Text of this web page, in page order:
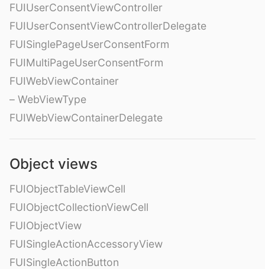
FUIUserConsentViewController
FUIUserConsentViewControllerDelegate
FUISinglePageUserConsentForm
FUIMultiPageUserConsentForm
FUIWebViewContainer
– WebViewType
FUIWebViewContainerDelegate
Object views
FUIObjectTableViewCell
FUIObjectCollectionViewCell
FUIObjectView
FUISingleActionAccessoryView
FUISingleActionButton